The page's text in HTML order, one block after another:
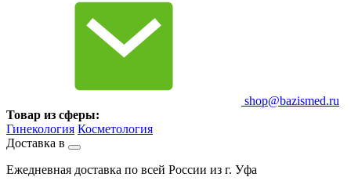
shop@bazismed.ru
Товар из сферы:
Гинекология Косметология
Доставка в
Ежедневная доставка по всей России из г. Уфа